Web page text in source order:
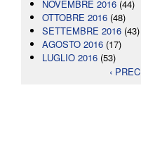
NOVEMBRE 2016 (44)
OTTOBRE 2016 (48)
SETTEMBRE 2016 (43)
AGOSTO 2016 (17)
LUGLIO 2016 (53)
‹ PREC